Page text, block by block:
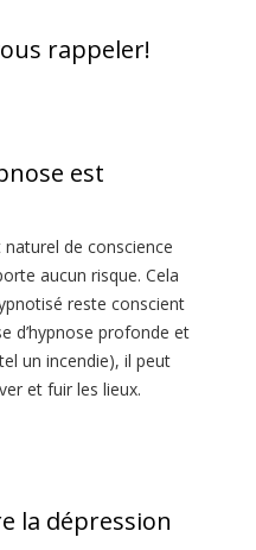
rappeler!
est
naturel de conscience
aucun risque. Cela
reste conscient
d’hypnose profonde et
un incendie), il peut
et fuir les lieux.
la dépression